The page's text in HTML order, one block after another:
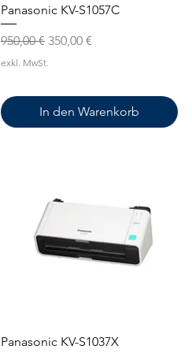
Schnellansicht
Panasonic KV-S1057C
Standardpreis
950,00 € Sale-Preis
350,00 €
exkl. MwSt.
In den Warenkorb
Schnellansicht
Panasonic KV-S1037X